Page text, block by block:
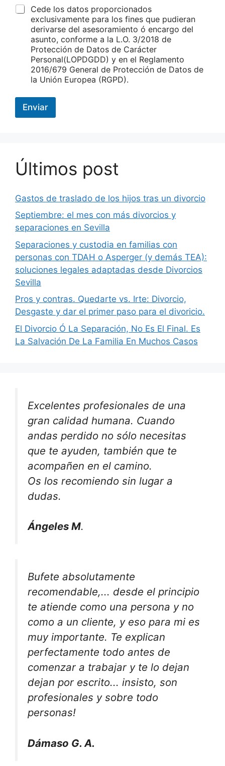
Cede los datos proporcionados
exclusivamente para los fines que pudieran
derivarse del asesoramiento ó encargo del
asunto, conforme a la L.O. 3/2018 de
Protección de Datos de Carácter
Personal(LOPDGDD) y en el Reglamento
2016/679 General de Protección de Datos de
la Unión Europea (RGPD).
Enviar
Últimos post
Gastos de traslado de los hijos tras un divorcio
Septiembre: el mes con más divorcios y
separaciones en Sevilla
Separaciones y custodia en familias con
personas con TDAH o Asperger (y demás TEA):
soluciones legales adaptadas desde Divorcios
Sevilla
Pros y contras. Quedarte vs. Irte: Divorcio,
Desgaste y dar el primer paso para el divoricio.
El Divorcio Ó La Separación, No Es El Final. Es
La Salvación De La Familia En Muchos Casos
Excelentes profesionales de una
gran calidad humana. Cuando
andas perdido no sólo necesitas
que te ayuden, también que te
acompañen en el camino.
Os los recomiendo sin lugar a
dudas.
Ángeles M.
Bufete absolutamente
recomendable,... desde el principio
te atiende como una persona y no
como a un cliente, y eso para mi es
muy importante. Te explican
perfectamente todo antes de
comenzar a trabajar y te lo dejan
dejan por escrito... insisto, son
profesionales y sobre todo
personas!
Dámaso G. A.